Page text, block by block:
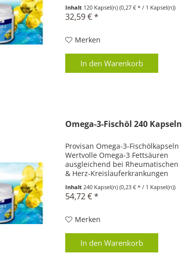
Bluthochdruck, Allergien & Asthma
Unterstütz chronisch-entzündliche
Inhalt 120 Kapsel(n)(0,27 € * / 1 Kapsel(n))
32,59 € *
Merken
In den Warenkorb
Omega-3-Fischöl 240 Kapseln
Provisan Omega-3-Fischölkapseln
Wertvolle Omega-3 Fettsäuren
ausgleichend bei Rheumatischen
& Herz-Kreislauferkrankungen
Bluthochdruck, Allergien & Asthma
Unterstütz chronisch-entzündliche
Inhalt 240 Kapsel(n)(0,23 € * / 1 Kapsel(n))
54,72 € *
Merken
In den Warenkorb